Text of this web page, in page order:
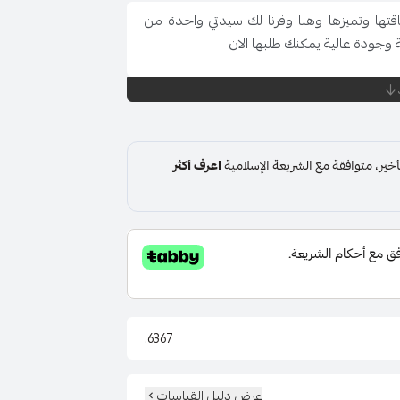
وتميزها وهنا وفرنا لك سيدتي واحدة من
عالية يمكنك طلبها الان
6367.